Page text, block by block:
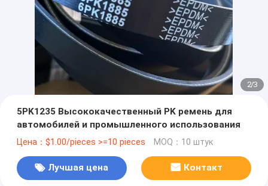
2/3
5PK1235 Высококачественный PK ремень для
автомобилей и промышленного использования
Цена：$1.00/pieces >=10 pieces MOQ：10 штук
Лучшая цена Контакт